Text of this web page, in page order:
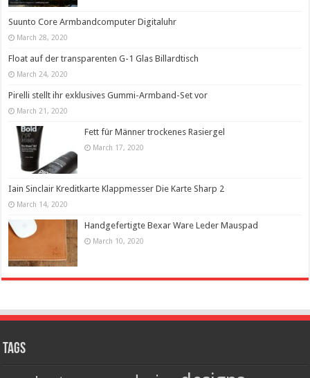
Suunto Core Armbandcomputer Digitaluhr
March 28, 2020
Float auf der transparenten G-1 Glas Billardtisch
March 24, 2020
Pirelli stellt ihr exklusives Gummi-Armband-Set vor
March 21, 2020
Fett für Männer trockenes Rasiergel
March 17, 2020
Iain Sinclair Kreditkarte Klappmesser Die Karte Sharp 2
March 14, 2020
Handgefertigte Bexar Ware Leder Mauspad
March 10, 2020
Tags